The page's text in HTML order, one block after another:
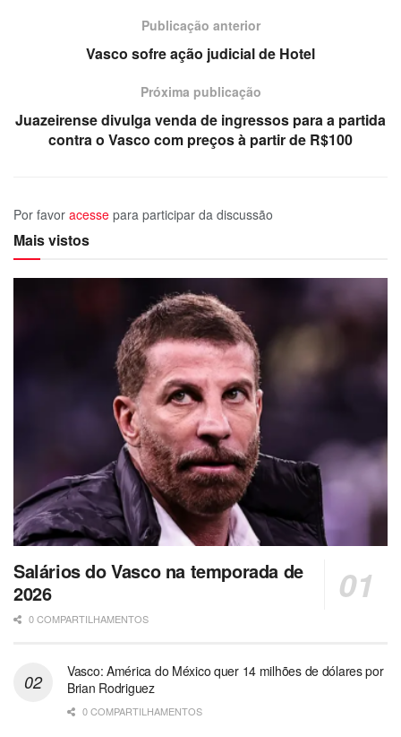
Publicação anterior
Vasco sofre ação judicial de Hotel
Próxima publicação
Juazeirense divulga venda de ingressos para a partida
contra o Vasco com preços à partir de R$100
Por favor acesse para participar da discussão
Mais vistos
Salários do Vasco na temporada de
2026
0 COMPARTILHAMENTOS
Vasco: América do México quer 14 milhões de dólares por
Brian Rodriguez
0 COMPARTILHAMENTOS